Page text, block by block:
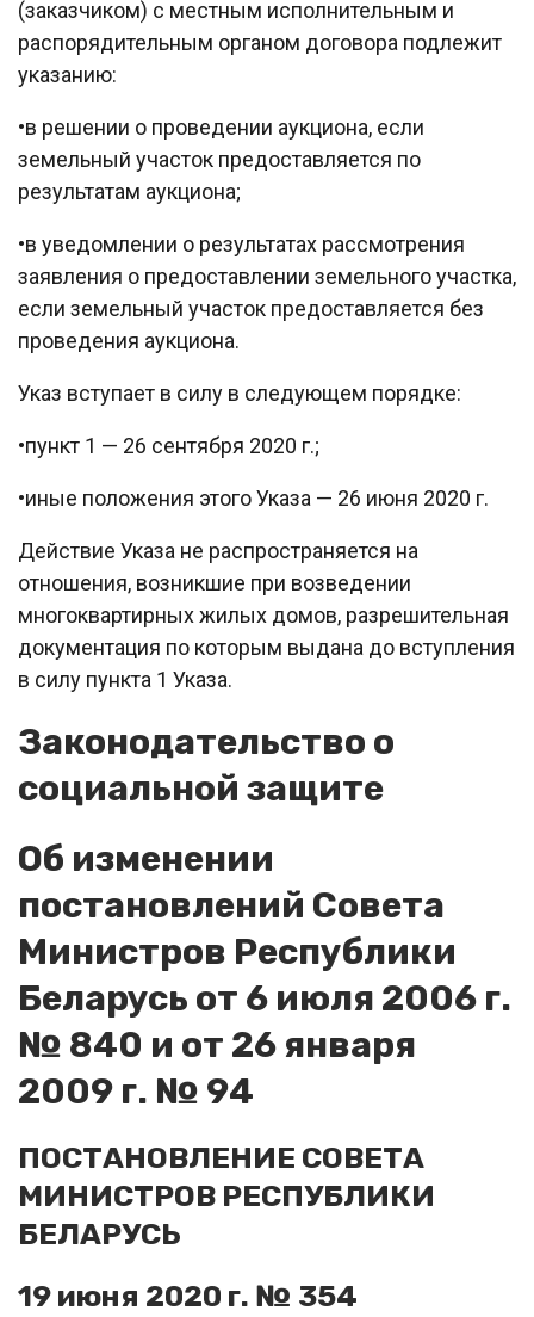
(заказчиком) с местным исполнительным и
распорядительным органом договора подлежит
указанию:
•в решении о проведении аукциона, если
земельный участок предоставляется по
результатам аукциона;
•в уведомлении о результатах рассмотрения
заявления о предоставлении земельного участка,
если земельный участок предоставляется без
проведения аукциона.
Указ вступает в силу в следующем порядке:
•пункт 1 — 26 сентября 2020 г.;
•иные положения этого Указа — 26 июня 2020 г.
Действие Указа не распространяется на
отношения, возникшие при возведении
многоквартирных жилых домов, разрешительная
документация по которым выдана до вступления
в силу пункта 1 Указа.
Законодательство о
социальной защите
Об изменении
постановлений Совета
Министров Республики
Беларусь от 6 июля 2006 г.
№ 840 и от 26 января
2009 г. № 94
ПОСТАНОВЛЕНИЕ СОВЕТА
МИНИСТРОВ РЕСПУБЛИКИ
БЕЛАРУСЬ
19 июня 2020 г. № 354